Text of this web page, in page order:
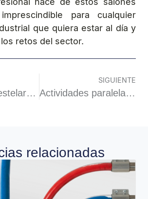
para cualquier
que quiera estar al día y
retos del sector.
Conferencia estelar de Marc Vidal en Exposolidos 2026: ¿Llegas a tiempo al futuro?
SIGUIENTE
Actividades paralelas de Exposolidos, Expofluidos y Polusolidos 2026
relacionadas